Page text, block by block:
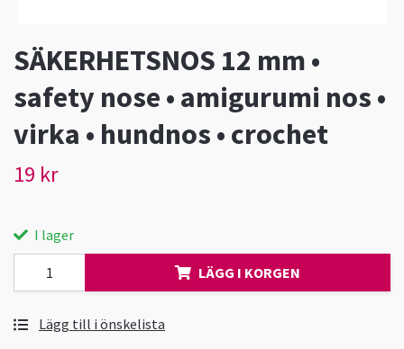
SÄKERHETSNOS 12 mm •
safety nose • amigurumi nos •
virka • hundnos • crochet
19 kr
I lager
LÄGG I KORGEN
Lägg till i önskelista